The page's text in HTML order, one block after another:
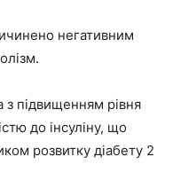
негативним
з підвищенням рівня
до інсуліну, що
розвитку діабету 2